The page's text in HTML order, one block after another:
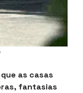
as casas
fantasias